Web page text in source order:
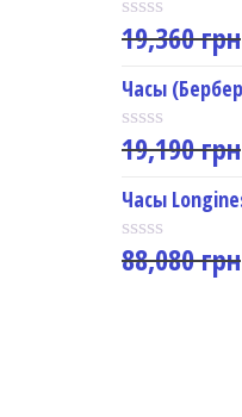
d
0
o
u
t
o
f
5
R
t
e
d
0
o
u
t
o
f
5
19,360грн
Часы
R
t
e
d
0
o
19,190грн
Часы
R
88,080грн